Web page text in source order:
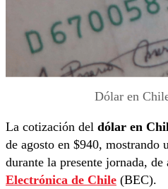
Dólar en
La cotización del dólar en
de agosto en $940, mostrando
durante la presente jornada, de
Electrónica de Chile (BEC).